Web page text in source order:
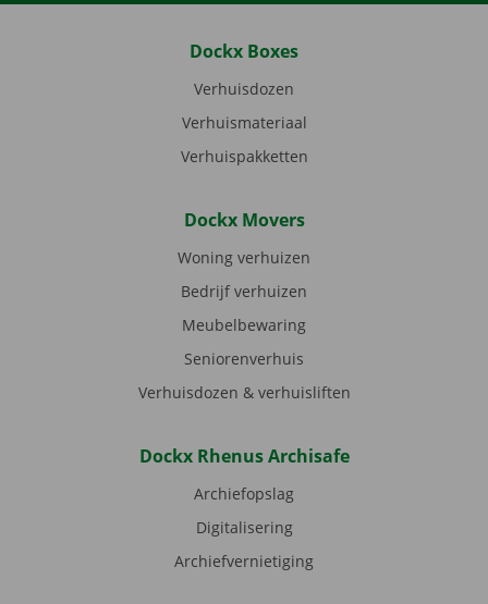
Dockx Boxes
Verhuisdozen
Verhuismateriaal
Verhuispakketten
Dockx Movers
Woning verhuizen
Bedrijf verhuizen
Meubelbewaring
Seniorenverhuis
Verhuisdozen & verhuisliften
Dockx Rhenus Archisafe
Archiefopslag
Digitalisering
Archiefvernietiging